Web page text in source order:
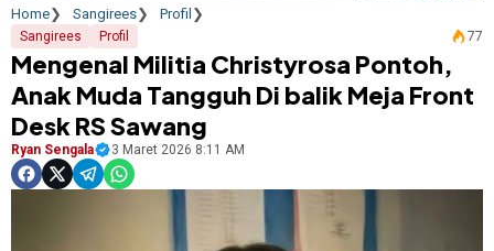
Home Sangirees Profil
Sangirees Profil 77
Mengenal Militia Christyrosa Pontoh,
Anak Muda Tangguh Di balik Meja Front
Desk RS Sawang
Ryan Sengala 3 Maret 2026 8:11 AM